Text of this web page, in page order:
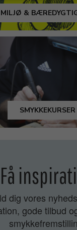
MILJØ &
SMYKKEKURSER
Få
dig vores
gode tilbud